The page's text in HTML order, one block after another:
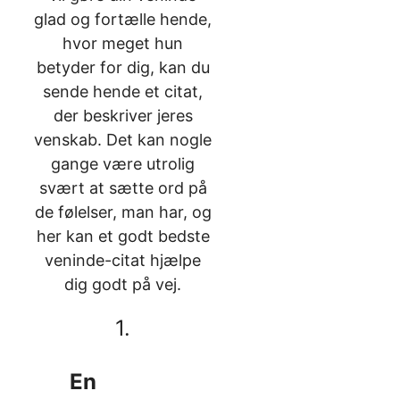
glad og fortælle hende,
hvor meget hun
betyder for dig, kan du
sende hende et citat,
der beskriver jeres
venskab. Det kan nogle
gange være utrolig
svært at sætte ord på
de følelser, man har, og
her kan et godt bedste
veninde-citat hjælpe
dig godt på vej.
1.
En